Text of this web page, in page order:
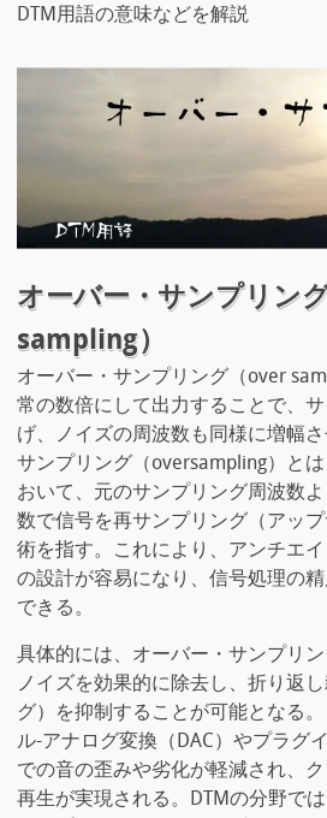
DTM用語の意味などを解説
オーバー・サンプリン
sampling）
オーバー・サンプリング（over
常の数倍にして出力することで、
げ、ノイズの周波数も同様に増幅
サンプリング（oversampling）と
おいて、元のサンプリング周波数
数で信号を再サンプリング（アッ
術を指す。これにより、アンチエ
の設計が容易になり、信号処理の
できる。
具体的には、オーバー・サンプリ
ノイズを効果的に除去し、折り返
グ）を抑制することが可能となる
ル-アナログ変換（DAC）やプラグ
での音の歪みや劣化が軽減され、
再生が実現される。DTMの分野で